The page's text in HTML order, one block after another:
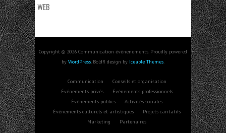
WEB
Copyright © 2026 Communication évènenements. Proudly powered
by WordPress. BoldR design by Iceable Themes.
Communication
Conseils et organisation
Événements privés
Événements professionnels
Événements publics
Activités sociales
Événements culturels et artistiques
Projets caritatifs
Marketing
Partenaires